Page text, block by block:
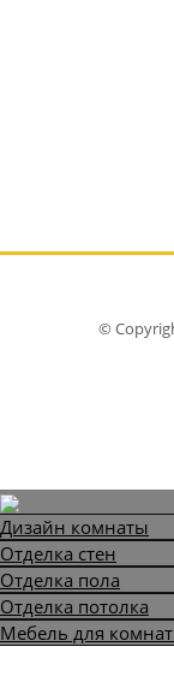
©
Дизайн комнаты
Отделка стен
Отделка пола
Отделка потолка
Мебель для